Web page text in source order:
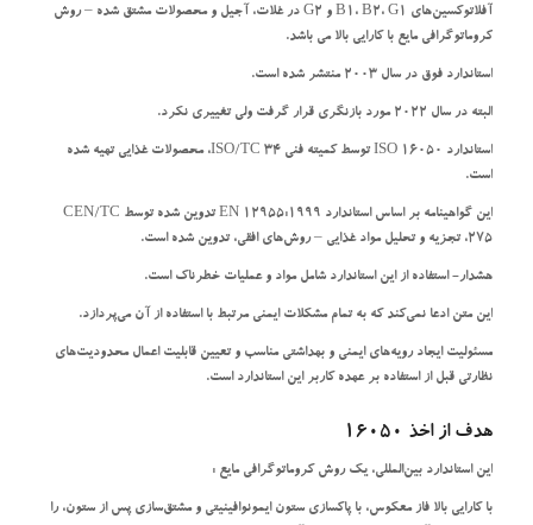
آفلاتوکسین‌های B1، B2، G1 و G2 در غلات، آجیل و محصولات مشتق شده – روش
کروماتوگرافی مایع با کارایی بالا می باشد.
استاندارد فوق در سال 2003 منتشر شده است.
البته در سال 2022 مورد بازنگری قرار گرفت ولی تغییری نکرد.
استاندارد ISO 16050 توسط کمیته فنی ISO/TC 34، محصولات غذایی تهیه شده
است.
این گواهینامه بر اساس استاندارد EN 12955:1999 تدوین شده توسط CEN/TC
275، تجزیه و تحلیل مواد غذایی – روش‌های افقی، تدوین شده است.
هشدار- استفاده از این استاندارد شامل مواد و عملیات خطرناک است.
این متن ادعا نمی‌کند که به تمام مشکلات ایمنی مرتبط با استفاده از آن می‌پردازد.
مسئولیت ایجاد رویه‌های ایمنی و بهداشتی مناسب و تعیین قابلیت اعمال محدودیت‌های
نظارتی قبل از استفاده بر عهده کاربر این استاندارد است.
هدف از اخذ 16050
این استاندارد بین‌المللی، یک روش کروماتوگرافی مایع :
با کارایی بالا فاز معکوس، با پاکسازی ستون ایمونوافینیتی و مشتق‌سازی پس از ستون، را